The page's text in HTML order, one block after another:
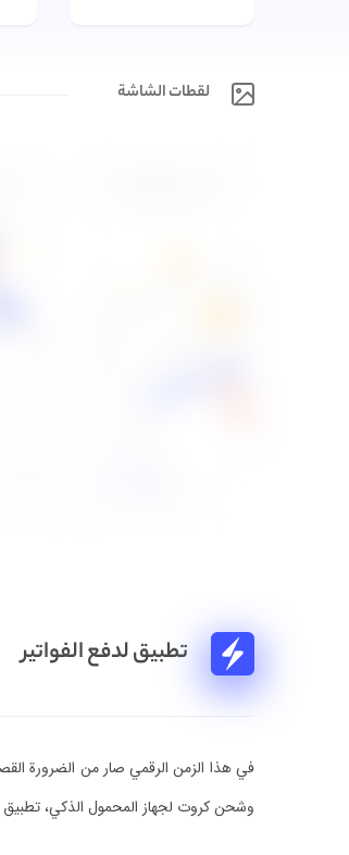
لقطات الشاشة
تطبيق لدفع الفواتير
في هذا الزمن الرقمي صار من الضرورة
وشحن كروت لجهاز المحمول الذكي،